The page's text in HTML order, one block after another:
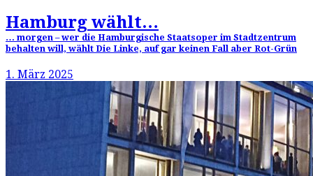
Hamburg wählt…
… morgen – wer die Hamburgische Staatsoper im Stadtzentrum
behalten will, wählt Die Linke, auf gar keinen Fall aber Rot-Grün
1. März 2025